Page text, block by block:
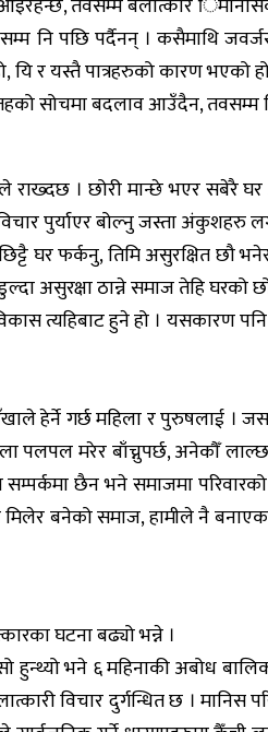
पछि पर्दैनन् । कसैमाथि
र यस्तै पात्रहरुको कारण भएको
सोचमा बदलाव आउँदैन, तवसम्म
राख्दछ । छोरी मान्छे भएर सबेरै
पुर्याएर बोल्नु जस्ता अंकुशहरु
घर फर्कनु, तिमि असुरक्षित छौ
असुरक्षा ठान्ने समाज तेहि घरको
त्यहिबाट हुने हो । यसकारण
हेर्ने गर्छ महिला र पुरुषलाई ।
मरेर बाँच्नुपर्छ, अनेकौँ
छैन भने समाजमा
मिलेर बनेको समाज, हामीले नै
घटना बढ्यो भन्ने ।
हुन्थ्यो भने ६ महिनाकी अबोध
विचार दुर्गन्धित छ । मानिस